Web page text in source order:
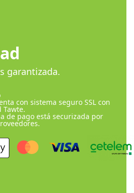
garantizada.
con sistema seguro SSL con
Tawte.
de pago está securizada por